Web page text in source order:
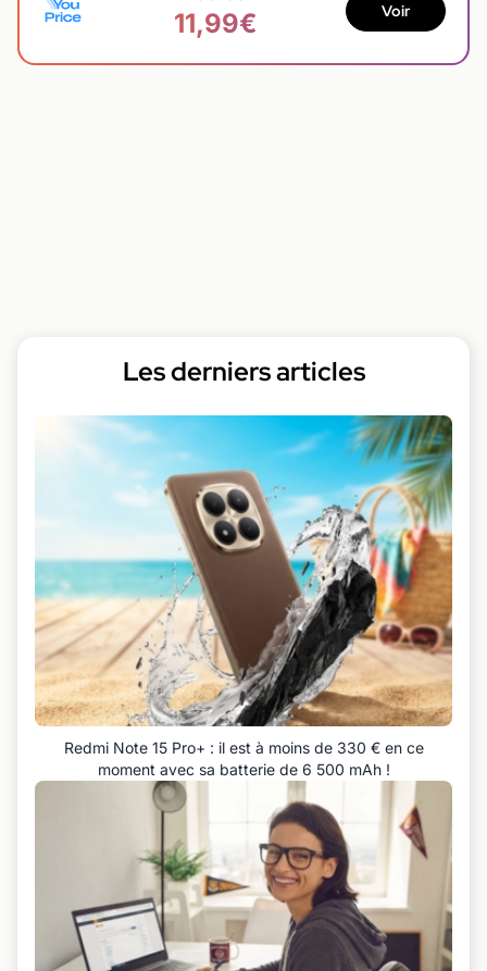
11,99€ Voir
Les derniers articles
Redmi Note 15 Pro+ : il est à moins de 330 € en ce
moment avec sa batterie de 6 500 mAh !